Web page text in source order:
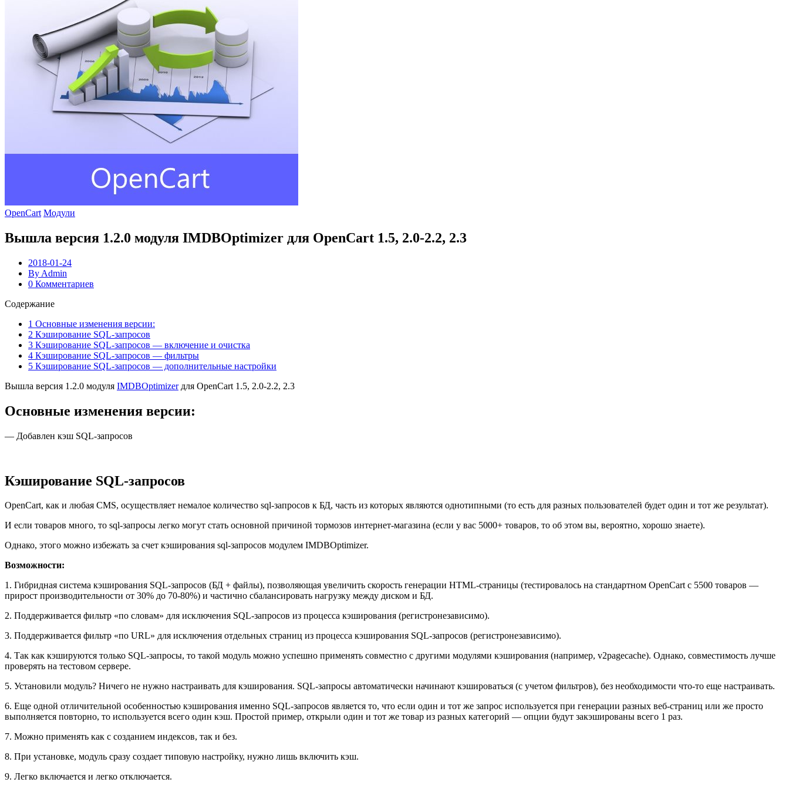
OpenCart Модули
Вышла версия 1.2.0 модуля IMDBOptimizer для OpenCart 1.5, 2.0-2.2, 2.3
2018-01-24
By Admin
0 Комментариев
Содержание
1 Основные изменения версии:
2 Кэширование SQL-запросов
3 Кэширование SQL-запросов — включение и очистка
4 Кэширование SQL-запросов — фильтры
5 Кэширование SQL-запросов — дополнительные настройки
Вышла версия 1.2.0 модуля IMDBOptimizerдля OpenCart 1.5, 2.0-2.2, 2.3
Основные изменения версии:
— Добавлен кэш SQL-запросов
Кэширование SQL-запросов
OpenCart, как и любая CMS, осуществляет немалое количество sql-запросов к БД, часть из которых являются однотипными (то есть для разных пользователей будет один и тот же результат).
И если товаров много, то sql-запросы легко могут стать основной причиной тормозов интернет-магазина (если у вас 5000+ товаров, то об этом вы, вероятно, хорошо знаете).
Однако, этого можно избежать за счет кэширования sql-запросов модулем IMDBOptimizer.
Возможности:
1. Гибридная система кэширования SQL-запросов (БД + файлы), позволяющая увеличить скорость генерации HTML-страницы (тестировалось на стандартном OpenCart с 5500 товаров —
прирост производительности от 30% до 70-80%) и частично сбалансировать нагрузку между диском и БД.
2. Поддерживается фильтр «по словам» для исключения SQL-запросов из процесса кэширования (регистронезависимо).
3. Поддерживается фильтр «по URL» для исключения отдельных страниц из процесса кэширования SQL-запросов (регистронезависимо).
4. Так как кэшируются только SQL-запросы, то такой модуль можно успешно применять совместно с другими модулями кэширования (например, v2pagecache). Однако, совместимость лучше
проверять на тестовом сервере.
5. Установили модуль? Ничего не нужно настраивать для кэширования. SQL-запросы автоматически начинают кэшироваться (с учетом фильтров), без необходимости что-то еще настраивать.
6. Еще одной отличительной особенностью кэширования именно SQL-запросов является то, что если один и тот же запрос используется при генерации разных веб-страниц или же просто
выполняется повторно, то используется всего один кэш. Простой пример, открыли один и тот же товар из разных категорий — опции будут закэшированы всего 1 раз.
7. Можно применять как с созданием индексов, так и без.
8. При установке, модуль сразу создает типовую настройку, нужно лишь включить кэш.
9. Легко включается и легко отключается.